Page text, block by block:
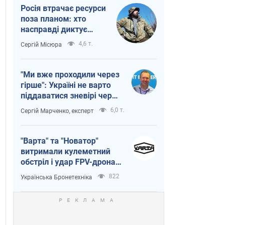
Росія втрачає ресурси
поза планом: хто
насправді диктує
темп війни
Сергій Місюра 4,6 т.
"Ми вже проходили через
гірше": Україні не варто
піддаватися зневірі через
ракетний терор
Сергій Марченко, експерт 6,0 т.
"Варта" та "Новатор"
витримали кулеметний
обстріл і удар FPV-дрона,
врятувавши життя
офіцеру ЗСУ
Українська Бронетехніка 822